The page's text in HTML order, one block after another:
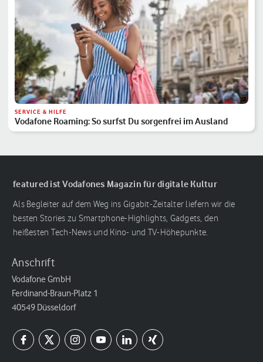
SERVICE & HILFE
Vodafone Roaming: So surfst Du sorgenfrei im Ausland
featured ist Vodafones Magazin für digitale Kultur
Als Begleiter auf dem Weg ins Gigabit-Zeitalter liefern wir die
besten Stories zu Smartphone-Highlights, Gadgets, den
heißesten Tech-News und Kino- und TV-Höhepunkte.
Anschrift
Vodafone GmbH
Ferdinand-Braun-Platz 1
40549 Düsseldorf